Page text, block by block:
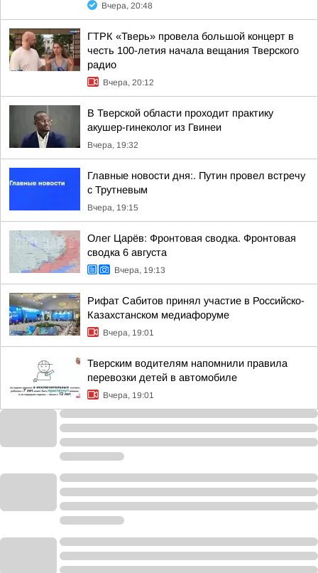
Вчера, 20:48
ГТРК «Тверь» провела большой концерт в
честь 100-летия начала вещания Тверского
радио
Вчера, 20:12
В Тверской области проходит практику
акушер-гинеколог из Гвинеи
Вчера, 19:32
Главные новости дня:. Путин провел встречу
с Трутневым
Вчера, 19:15
Олег Царёв: Фронтовая сводка. Фронтовая
сводка 6 августа
Вчера, 19:13
Рифат Сабитов принял участие в Российско-
Казахстанском медиафоруме
Вчера, 19:01
Тверским водителям напомнили правила
перевозки детей в автомобиле
Вчера, 19:01